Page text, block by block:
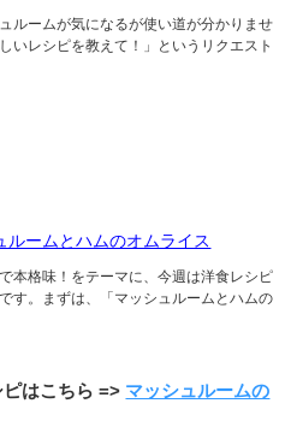
ュルームが気になるが使い道が分かりませ
いレシピを教えて！」というリクエスト
ルームとハムのオムライス
本格味！をテーマに、今週は洋食レシピ
す。まずは、「マッシュルームとハムの
はこちら => マッシュルームの